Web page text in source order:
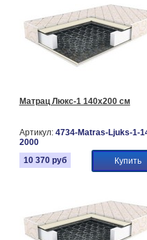
Матрац Люкс-1 140х200 см
Артикул: 4734-Matras-Ljuks-1-
2000
10 370 руб Купить